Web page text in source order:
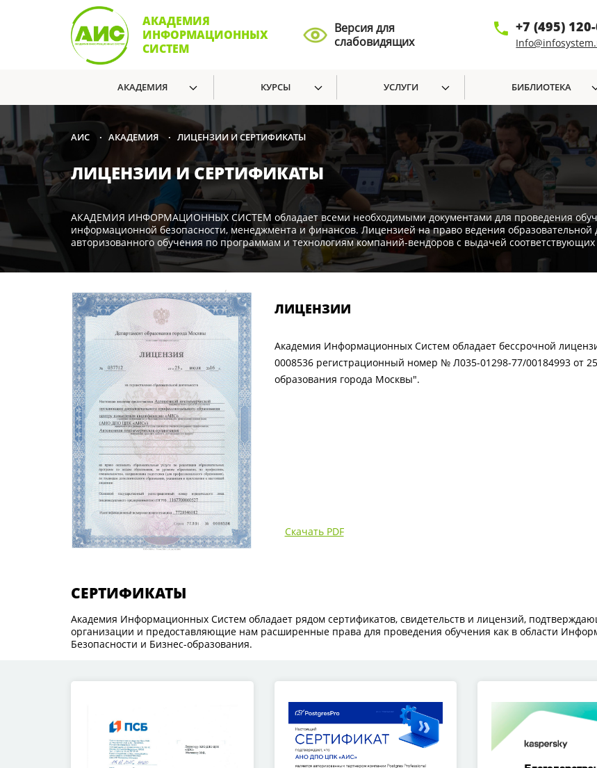
АКАДЕМИЯ
ИНФОРМАЦИОННЫХ
СИСТЕМ
Версия для
слабовидящих
+7 (495)
АКАДЕМИЯ КУРСЫ УСЛУГИ БИБЛИОТЕКА
АИС • АКАДЕМИЯ • ЛИЦЕНЗИИ И СЕРТИФИКАТЫ
ЛИЦЕНЗИИ И СЕРТИФИКАТЫ
АКАДЕМИЯ ИНФОРМАЦИОННЫХ СИСТЕМ обладает всеми необходимыми документами для проведения
информационной безопасности, менеджмента и финансов. Лицензией на право ведения
авторизованного обучения по программам и технологиям компаний-вендоров с выдачей соответствующих
ЛИЦЕНЗИИ
Академия Информационных Систем обладает бессрочной
0008536 регистрационный номер № Л035-01298-77/00184993 от
образования города Москвы".
Скачать PDF
СЕРТИФИКАТЫ
Академия Информационных Систем обладает рядом сертификатов, свидетельств и лицензий,
организации и предоставляющие нам расширенные права для проведения обучения как в области
Безопасности и Бизнес-образования.